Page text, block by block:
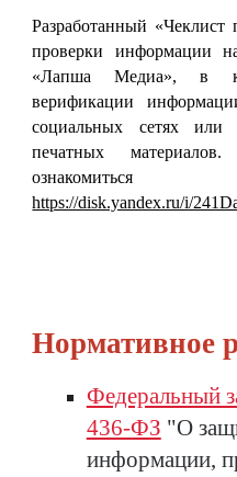
Разработанный
проверки информации
«Лапша Медиа», в
верификации
социальных сетях или
печатных
https://disk.yandex.ru/i/
Нормативное
Федеральный
436-ФЗ "О
информации,